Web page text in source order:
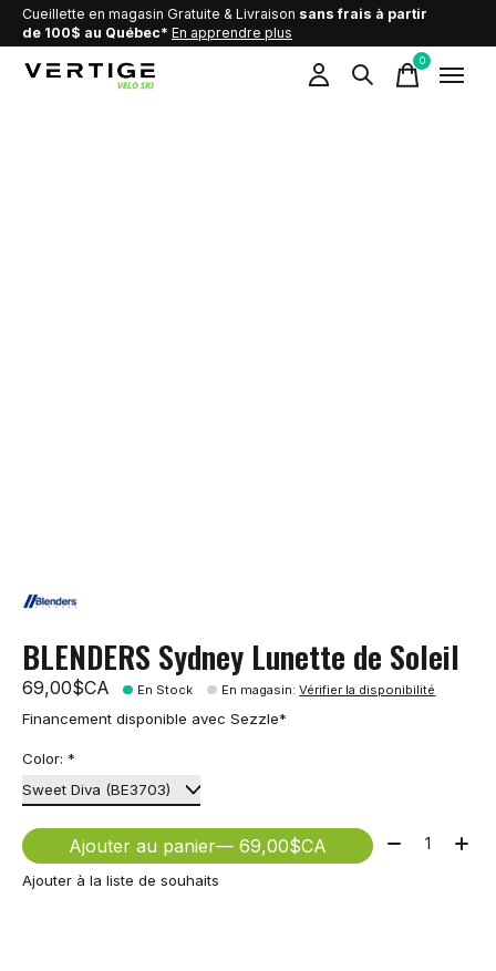
Cueillette en magasin Gratuite & Livraison sans frais à partir
de 100$ au Québec* En apprendre plus
0items
BLENDERS Sydney Lunette de Soleil
69,00$CA En Stock En magasin:Vérifier la disponibilité
Financement disponible avec Sezzle*
Color: *
Ajouter au panier — 69,00$CA Quantité:
Ajouter à la liste de souhaits